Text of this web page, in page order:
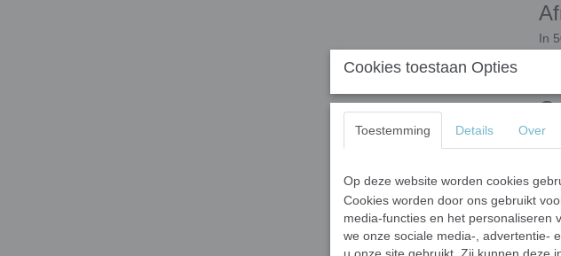
In
Cookies toestaan Opties
Toestemming Details Over
Op deze website worden cookies
Cookies worden door ons gebruikt
media-functies en het personaliseren
we onze sociale media-, advertentie-